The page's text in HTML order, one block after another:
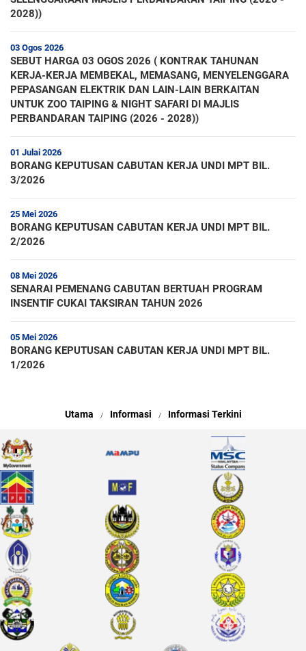
2028))
03 Ogos 2026
SEBUT HARGA 03 OGOS 2026 ( KONTRAK TAHUNAN
KERJA-KERJA MEMBEKAL, MEMASANG, MENYELENGGARA
PEPASANGAN ELEKTRIK DAN LAIN-LAIN BERKAITAN
UNTUK ZOO TAIPING & NIGHT SAFARI DI MAJLIS
PERBANDARAN TAIPING (2026 - 2028))
01 Julai 2026
BORANG KEPUTUSAN CABUTAN KERJA UNDI MPT BIL.
3/2026
25 Mei 2026
BORANG KEPUTUSAN CABUTAN KERJA UNDI MPT BIL.
2/2026
08 Mei 2026
SENARAI PEMENANG CABUTAN BERTUAH PROGRAM
INSENTIF CUKAI TAKSIRAN TAHUN 2026
05 Mei 2026
BORANG KEPUTUSAN CABUTAN KERJA UNDI MPT BIL.
1/2026
Utama Informasi Informasi Terkini